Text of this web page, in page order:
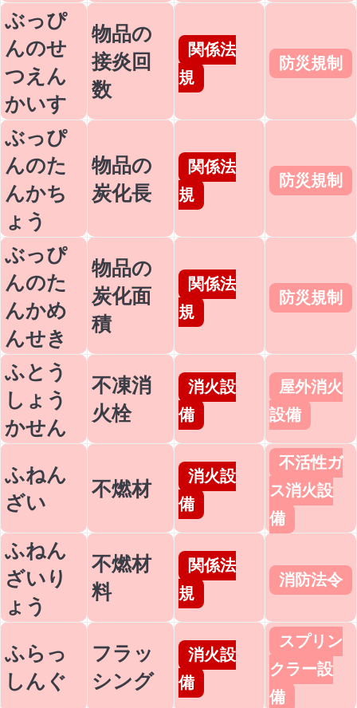
ぶっぴ
んのせ
つえん
かいす
物品の
接炎回
数
関係法
規
防災規制
ぶっぴ
んのた
んかち
ょう
物品の
炭化長
関係法
規
防災規制
ぶっぴ
んのた
んかめ
んせき
物品の
炭化面
積
関係法
規
防災規制
ふとう
しょう
かせん
不凍消
火栓
消火設
備
屋外消火
設備
ふねん
ざい
不燃材
消火設
備
不活性ガ
ス消火設
備
ふねん
ざいり
ょう
不燃材
料
関係法
規
消防法令
ふらっ
しんぐ
フラッ
シング
消火設
備
スプリン
クラー設
備